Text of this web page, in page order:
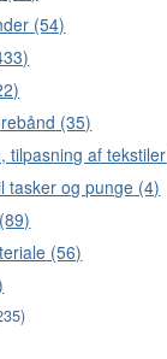
(54)
(35)
tilpasning af tekstiler
tasker og punge (4)
(89)
(56)